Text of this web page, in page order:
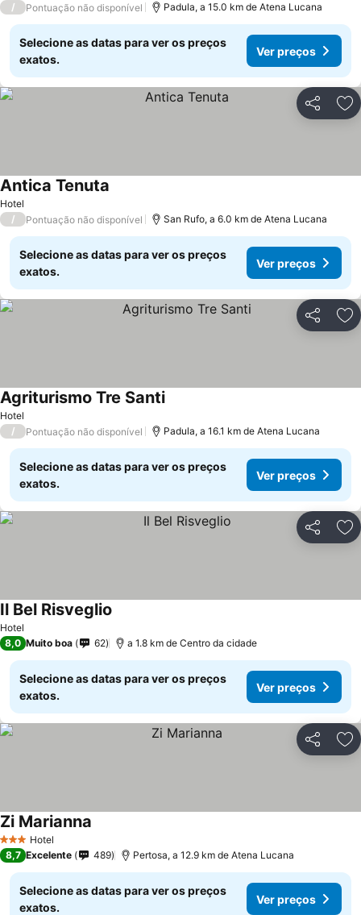
/ Pontuação não disponível Padula, a 15.0 km de Atena Lucana
Selecione as datas para ver os preços
exatos.
Ver preços
Partilhar
Hotel
Antica Tenuta
/ Pontuação não disponível San Rufo, a 6.0 km de Atena Lucana
Selecione as datas para ver os preços
exatos.
Ver preços
Partilhar
Hotel
Agriturismo Tre Santi
/ Pontuação não disponível Padula, a 16.1 km de Atena Lucana
Selecione as datas para ver os preços
exatos.
Ver preços
Partilhar
Hotel
Il Bel Risveglio
8,0 Muito boa 62 a 1.8 km de Centro da cidade
Selecione as datas para ver os preços
exatos.
Ver preços
Partilhar
3 EstrelasHotel
Zi Marianna
8,7 Excelente 489 Pertosa, a 12.9 km de Atena Lucana
Selecione as datas para ver os preços
exatos.
Ver preços